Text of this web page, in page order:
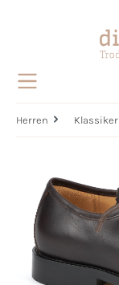
Herren Klassiker